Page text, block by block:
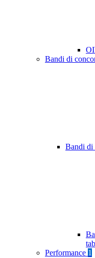
Bandi di
Bandi di
Performance 1